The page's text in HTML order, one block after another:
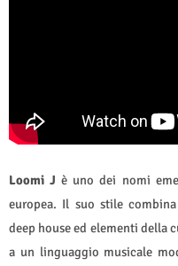
Loomi J è uno dei nomi
europea. Il suo stile
deep house ed elementi della
a un linguaggio musicale